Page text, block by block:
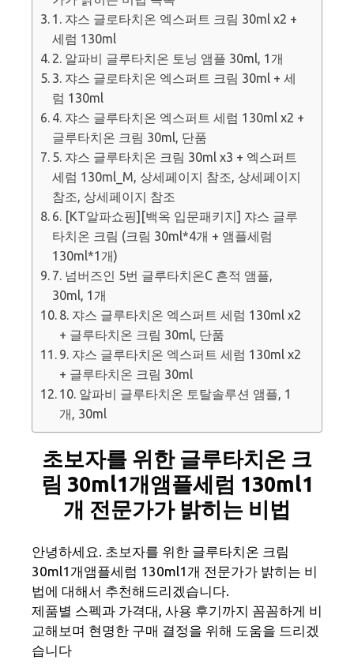
1. 쟈스 글로타치온 엑스퍼트 크림 30ml x2 +
세럼 130ml
2. 알파비 글루타치온 토닝 앰플 30ml, 1개
3. 쟈스 글로타치온 엑스퍼트 크림 30ml + 세
럼 130ml
4. 쟈스 글루타치온 엑스퍼트 세럼 130ml x2 +
글루타치온 크림 30ml, 단품
5. 쟈스 글루타치온 크림 30ml x3 + 엑스퍼트
세럼 130ml_M, 상세페이지 참조, 상세페이지
참조, 상세페이지 참조
6. [KT알파쇼핑][백옥 입문패키지] 쟈스 글루
타치온 크림 (크림 30ml*4개 + 앰플세럼
130ml*1개)
7. 넘버즈인 5번 글루타치온C 흔적 앰플,
30ml, 1개
8. 쟈스 글루타치온 엑스퍼트 세럼 130ml x2
+ 글루타치온 크림 30ml, 단품
9. 쟈스 글루타치온 엑스퍼트 세럼 130ml x2
+ 글루타치온 크림 30ml
10. 알파비 글루타치온 토탈솔루션 앰플, 1
개, 30ml
초보자를 위한 글루타치온 크
림 30ml1개앰플세럼 130ml1
개 전문가가 밝히는 비법
안녕하세요. 초보자를 위한 글루타치온 크림
30ml1개앰플세럼 130ml1개 전문가가 밝히는 비
법에 대해서 추천해드리겠습니다.
제품별 스펙과 가격대, 사용 후기까지 꼼꼼하게 비
교해보며 현명한 구매 결정을 위해 도움을 드리겠
습니다